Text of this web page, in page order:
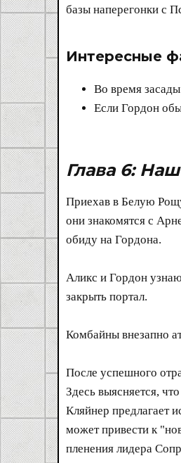
базы наперегонки с
Интересные
Во время
Если Гордон
Глава 6:
Приехав в Белую
они знакомятся с
обиду на Гордона.
Аликс и Гордон
закрыть портал.
Комбайны внезапно
После успешного
Здесь выясняется,
Кляйнер предлагает
может привести к
пленения лидера